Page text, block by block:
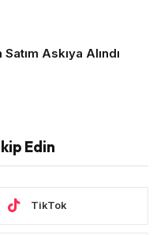
Askıya Alındı
Edin
TikTok